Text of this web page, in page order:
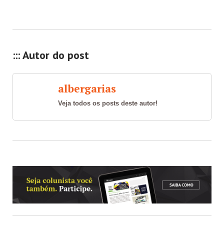
::: Autor do post
albergarias
Veja todos os posts deste autor!